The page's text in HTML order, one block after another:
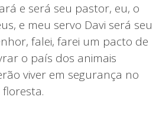
e será seu pastor, eu, o
e meu servo Davi será seu
falei, farei um pacto de
o país dos animais
viver em segurança no